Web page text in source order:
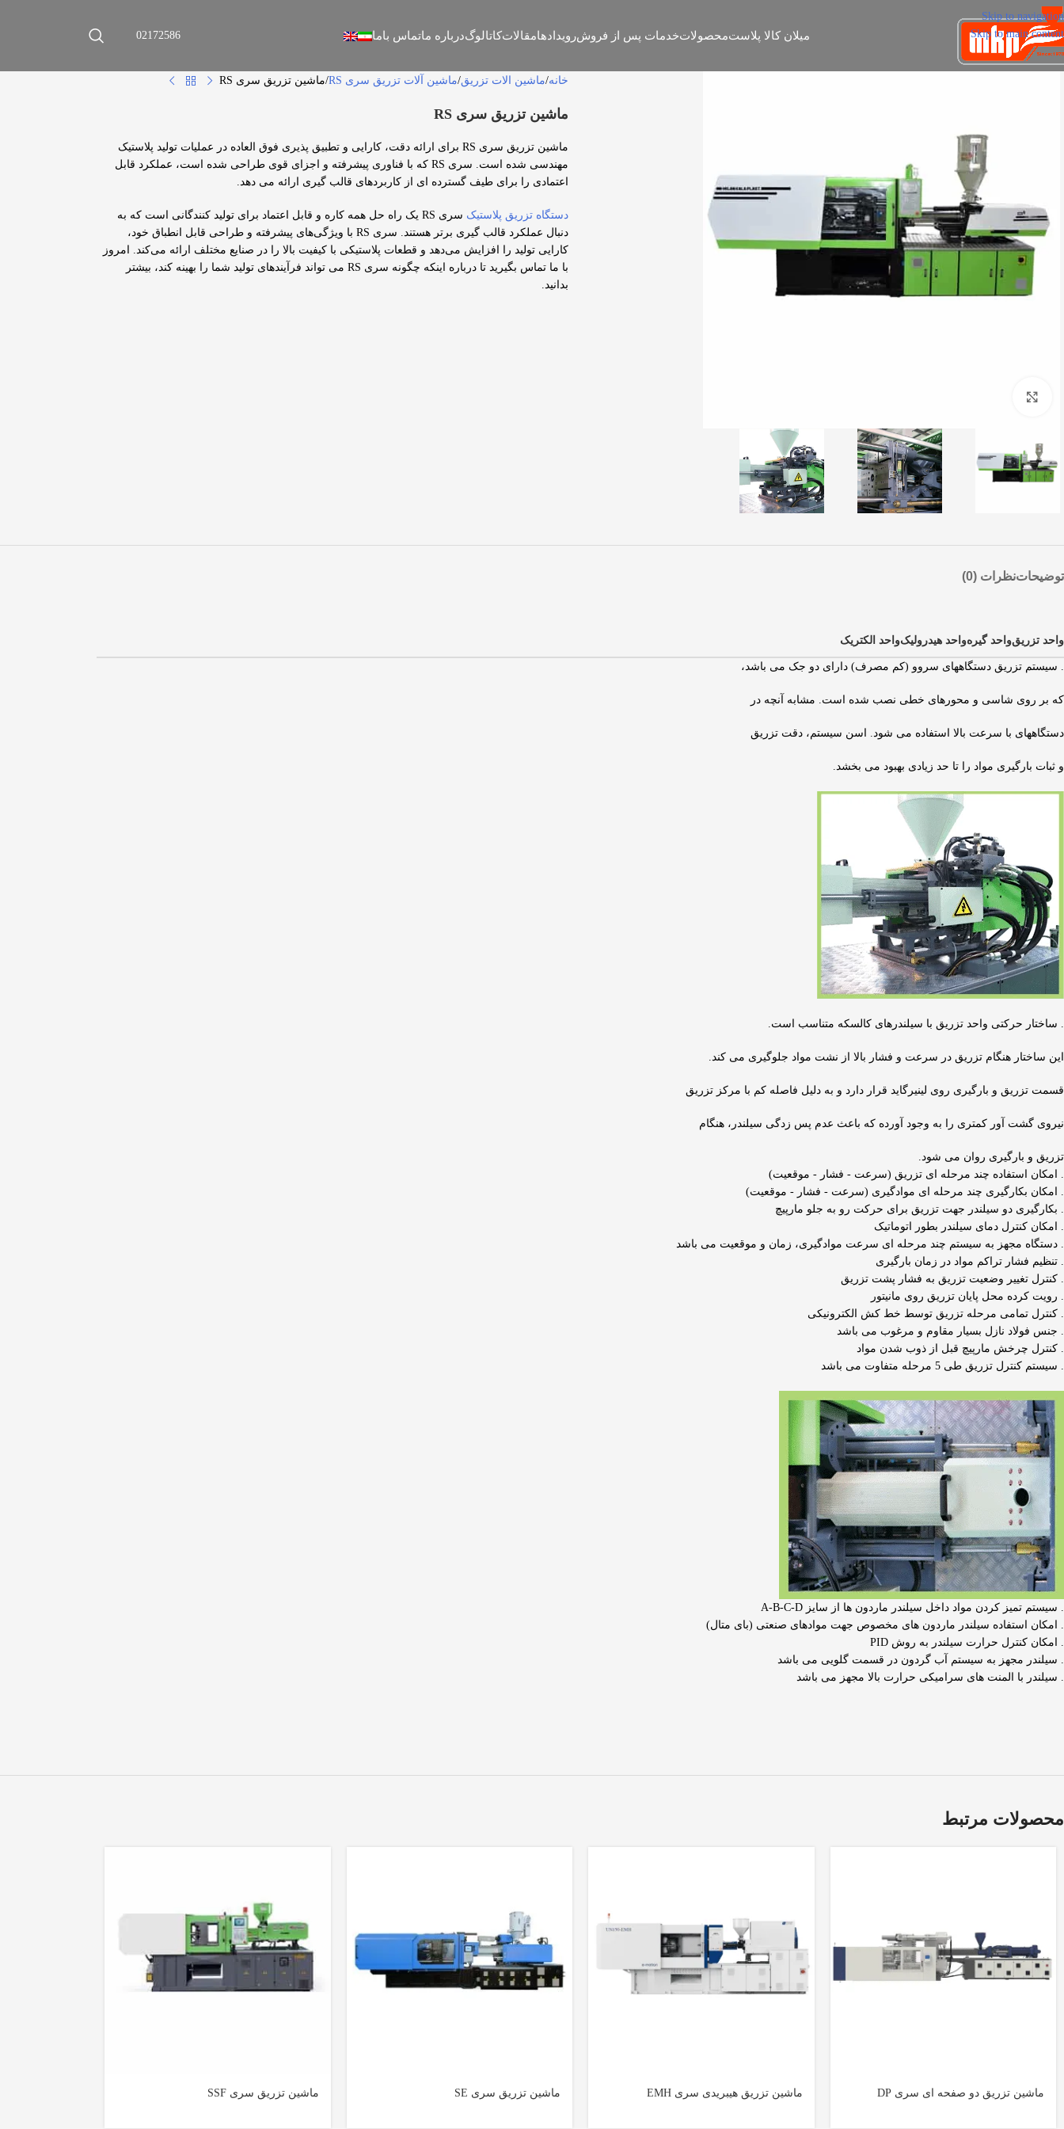
Skip to navigation
Skip to main content
میلان کالا پلاستمحصولاتخدمات پس از فروشرویدادهامقالاتکاتالوگدرباره ماتماس باما 02172586
خانه ماشین الات تزریق ماشین آلات تزریق سری RS ماشین تزریق سری RS
ماشین تزریق سری RS
ماشین تزریق سری RS برای ارائه دقت، کارایی و تطبیق پذیری فوق العاده در عملیات تولید پلاستیک
مهندسی شده است. سری RS که با فناوری پیشرفته و اجزای قوی طراحی شده است، عملکرد قابل
اعتمادی را برای طیف گسترده ای از کاربردهای قالب گیری ارائه می دهد.
دستگاه تزریق پلاستیک
سری RS یک راه حل همه کاره و قابل اعتماد برای تولید کنندگانی است که به
دنبال عملکرد قالب گیری برتر هستند. سری RS با ویژگی‌های پیشرفته و طراحی قابل انطباق خود،
کارایی تولید را افزایش می‌دهد و قطعات پلاستیکی با کیفیت بالا را در صنایع مختلف ارائه می‌کند. امروز
با ما تماس بگیرید تا درباره اینکه چگونه سری RS می تواند فرآیندهای تولید شما را بهینه کند، بیشتر
بدانید.
توضیحاتنظرات (0)
واحد تزریقواحد گیرهواحد هیدرولیکواحد الکتریک
. سیستم تزریق دستگاههای سروو (کم مصرف) دارای دو جک می باشد،
که بر روی شاسی و محورهای خطی نصب شده است. مشابه آنچه در
دستگاههای با سرعت بالا استفاده می شود. اسن سیستم، دقت تزریق
و ثبات بارگیری مواد را تا حد زیادی بهبود می بخشد.
. ساختار حرکتی واحد تزریق با سیلندرهای کالسکه متناسب است.
این ساختار هنگام تزریق در سرعت و فشار بالا از نشت مواد جلوگیری می کند.
قسمت تزریق و بارگیری روی لینیرگاید قرار دارد و به دلیل فاصله کم با مرکز تزریق
نیروی گشت آور کمتری را به وجود آورده که باعث عدم پس زدگی سیلندر، هنگام
تزریق و بارگیری روان می شود.
. امکان استفاده چند مرحله ای تزریق (سرعت - فشار - موقعیت)
. امکان بکارگیری چند مرحله ای موادگیری (سرعت - فشار - موقعیت)
. بکارگیری دو سیلندر جهت تزریق برای حرکت رو به جلو مارپیچ
. امکان کنترل دمای سیلندر بطور اتوماتیک
. دستگاه مجهز به سیستم چند مرحله ای سرعت موادگیری، زمان و موقعیت می باشد
. تنظیم فشار تراکم مواد در زمان بارگیری
. کنترل تغییر وضعیت تزریق به فشار پشت تزریق
. رویت کرده محل پایان تزریق روی مانیتور
. کنترل تمامی مرحله تزریق توسط خط کش الکترونیکی
. جنس فولاد نازل بسیار مقاوم و مرغوب می باشد
. کنترل چرخش مارپیچ قبل از ذوب شدن مواد
. سیستم کنترل تزریق طی 5 مرحله متفاوت می باشد
. سیستم تمیز کردن مواد داخل سیلندر ماردون ها از سایز A-B-C-D
. امکان استفاده سیلندر ماردون های مخصوص جهت موادهای صنعتی (بای متال)
. امکان کنترل حرارت سیلندر به روش PID
. سیلندر مجهز به سیستم آب گردون در قسمت گلویی می باشد
. سیلندر با المنت های سرامیکی حرارت بالا مجهز می باشد
محصولات مرتبط
ماشین تزریق دو صفحه ای سری DP ماشین تزریق هیبریدی سری EMH ماشین تزریق سری SE ماشین تزریق سری SSF